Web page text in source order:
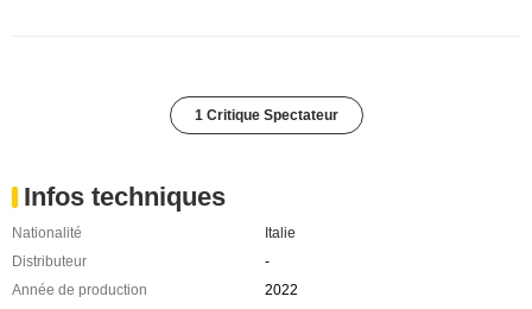
1 Critique Spectateur
Infos techniques
Nationalité
Italie
Distributeur
-
Année de production
2022